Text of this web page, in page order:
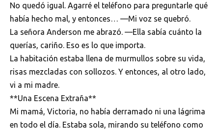
No quedó igual. Agarré el teléfono para preguntarle qué
había hecho mal, y entonces… —Mi voz se quebró.
La señora Anderson me abrazó. —Ella sabía cuánto la
querías, cariño. Eso es lo que importa.
La habitación estaba llena de murmullos sobre su vida,
risas mezcladas con sollozos. Y entonces, al otro lado,
vi a mi madre.
**Una Escena Extraña**
Mi mamá, Victoria, no había derramado ni una lágrima
en todo el día. Estaba sola, mirando su teléfono como